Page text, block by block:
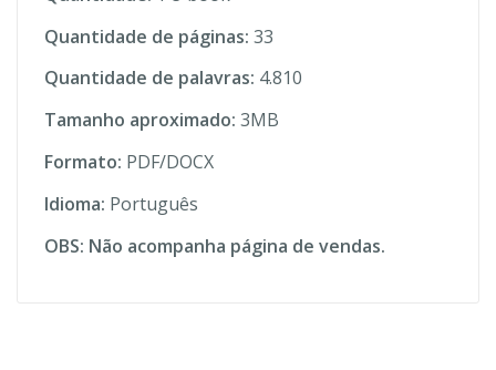
Quantidade de páginas: 33
Quantidade de palavras: 4.810
Tamanho aproximado: 3MB
Formato: PDF/DOCX
Idioma: Português
OBS: Não acompanha página de vendas.